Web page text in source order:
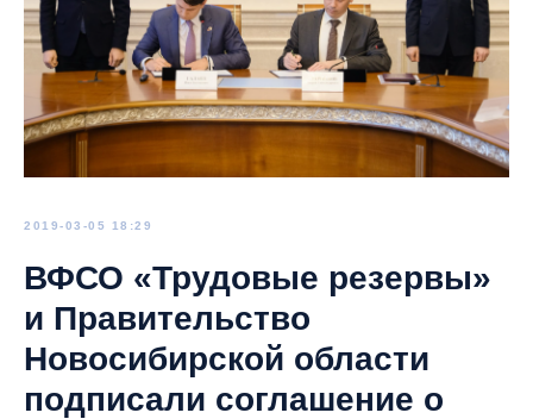
2019-03-05 18:29
ВФСО «Трудовые резервы»
и Правительство
Новосибирской области
подписали соглашение о